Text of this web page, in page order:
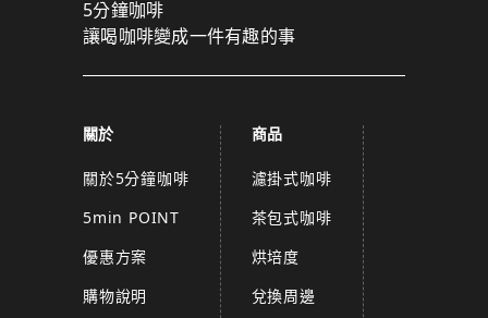
5分鐘咖啡
讓喝咖啡變成一件有趣的事
關於
關於5分鐘咖啡
5min POINT
優惠方案
購物說明
商品
濾掛式咖啡
茶包式咖啡
烘培度
兌換周邊